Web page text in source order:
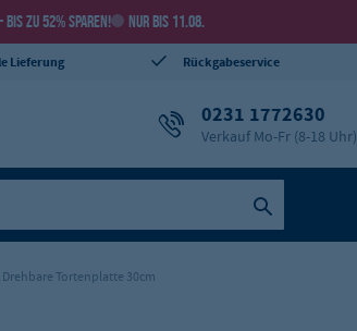
ZU 52% SPAREN! NUR BIS 11.08.
Lieferung Rückgabeservice
0231 1772630
Verkauf Mo-Fr (8-18 Uhr)
Drehbare Tortenplatte 30cm